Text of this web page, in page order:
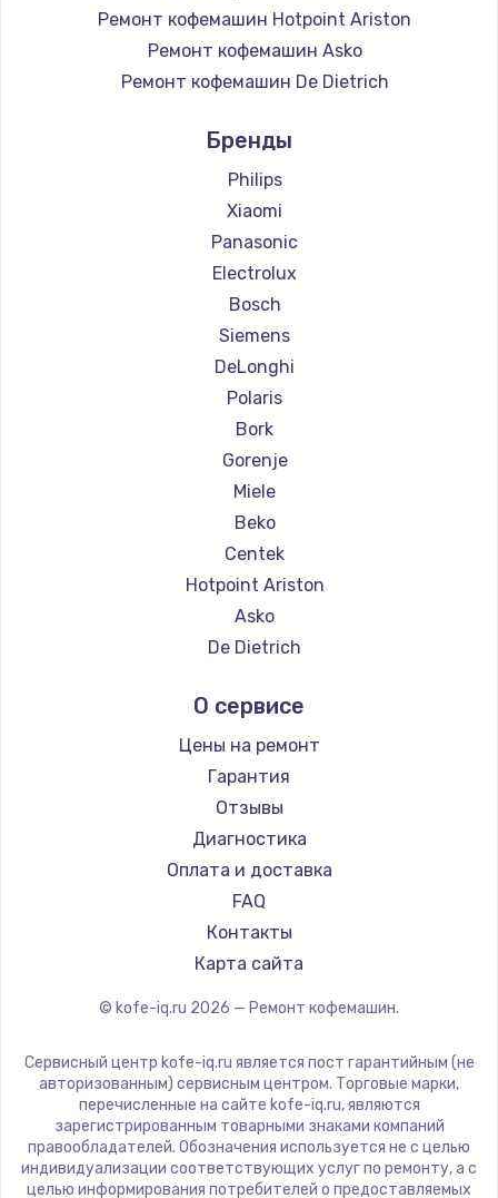
Ремонт кофемашин Hotpoint Ariston
Ремонт кофемашин Asko
Ремонт кофемашин De Dietrich
Ремонт кофемашин Ascaso
Ремонт кофемашин Jura
Ремонт кофемашин Olympia
Ремонт кофемашин Saeco
Ремонт кофемашин La Cimbali
Ремонт кофемашин WMF
Ремонт кофемашин Yamaguchi
Ремонт кофемашин Nivona
Ремонт кофемашин Astoria
Ремонт кофемашин JVC
Ремонт кофемашин Ariston
Ремонт кофемашин Grundig
Ремонт кофемашин ROCKET MOZZAFIATO
Ремонт кофемашин Vivitek
Ремонт кофемашин Thomson
Ремонт кофемашин Hisense
Ремонт кофемашин DELTA
Ремонт кофемашин Kyvol
Ремонт кофемашин RED solution
Ремонт кофемашин Bravilor Bonamat
Ремонт кофемашин Vard
Ремонт кофемашин Tuvio
Ремонт кофемашин Carrera
Ремонт кофемашин Supra
Бренды
Philips
Xiaomi
Panasonic
Electrolux
Bosch
Siemens
DeLonghi
Polaris
Bork
Gorenje
Miele
Beko
Centek
Hotpoint Ariston
Asko
De Dietrich
Ascaso
Jura
Olympia
Saeco
La Cimbali
WMF
Yamaguchi
Nivona
Astoria
ROCKET MOZZAFIATO
Vivitek
Thomson
Hisense
О сервисе
Цены на ремонт
Гарантия
Отзывы
Диагностика
Оплата и доставка
FAQ
Контакты
Карта сайта
© kofe-iq.ru 2026 — Ремонт кофемашин.
Сервисный центр kofe-iq.ru является пост гарантийным (не
авторизованным) сервисным центром. Торговые марки,
перечисленные на сайте kofe-iq.ru, являются
зарегистрированным товарными знаками компаний
правообладателей. Обозначения используется не с целью
индивидуализации соответствующих услуг по ремонту, а с
целью информирования потребителей о предоставляемых